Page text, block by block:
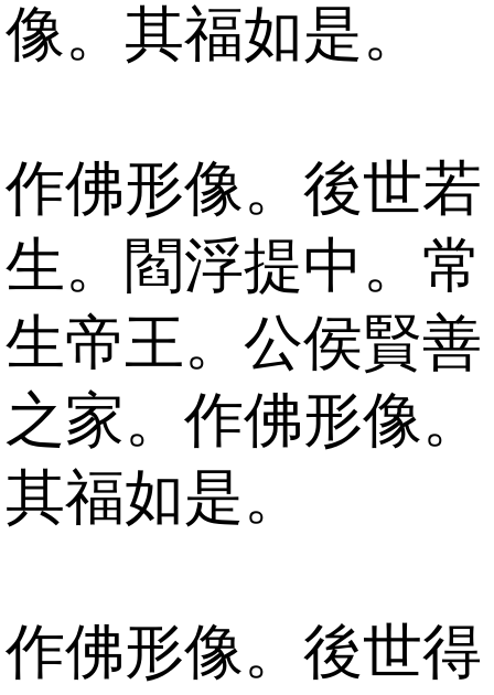
像。其福如是。
作佛形像。後世若
生。閻浮提中。常
生帝王。公侯賢善
之家。作佛形像。
其福如是。
作佛形像。後世得